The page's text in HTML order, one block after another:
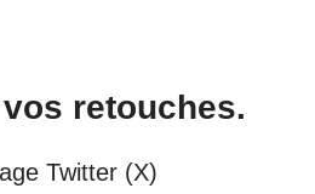
retouches.
Twitter (X)